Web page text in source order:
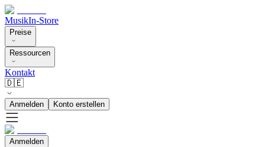
MusikIn-Store
Preise
Ressourcen
Kontakt
🇩🇪
Anmelden Konto erstellen
Anmelden